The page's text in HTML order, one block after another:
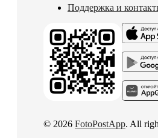
Поддержка и
© 2026 FotoPostApp. All